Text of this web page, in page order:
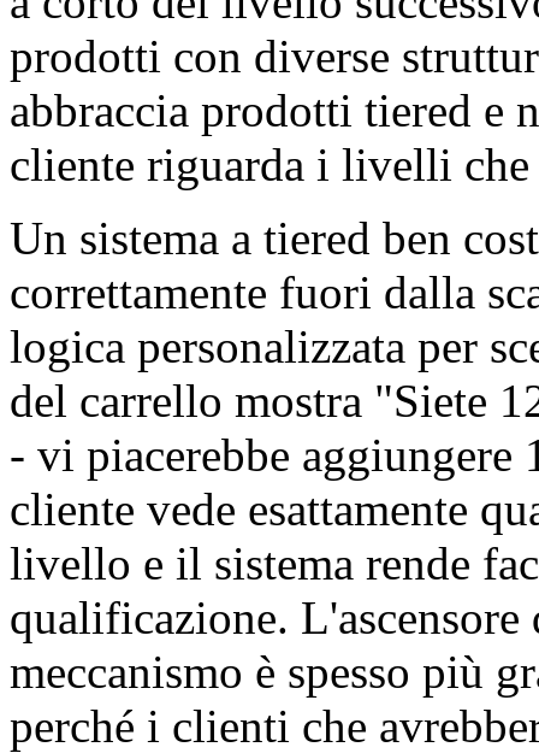
prodotti con diverse
abbraccia prodotti tiered e
cliente riguarda i livelli
Un sistema a tiered ben
correttamente fuori dalla
logica personalizzata per
del carrello mostra "Siete
- vi piacerebbe
cliente vede esattamente
livello e il sistema rende
qualificazione.
meccanismo è spesso più
perché i clienti che